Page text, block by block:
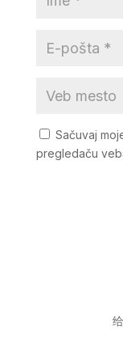
Sačuvaj
pregledaču